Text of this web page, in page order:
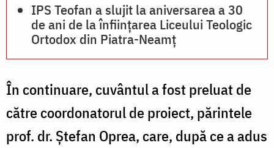
IPS Teofan a slujit la aniversarea a 30
de ani de la înființarea Liceului Teologic
Ortodox din Piatra-Neamț
În continuare, cuvântul a fost preluat de
către coordonatorul de proiect, părintele
prof. dr. Ștefan Oprea, care, după ce a adus